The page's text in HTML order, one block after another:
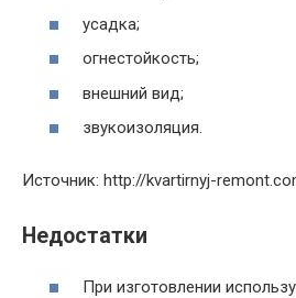
усадка;
огнестойкость;
внешний вид;
звукоизоляция.
Источник: http://kvartirnyj-
Недостатки
При изготовлении